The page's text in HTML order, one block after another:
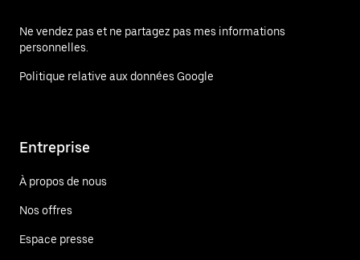
Ne vendez pas et ne partagez pas mes informations
personnelles.
Politique relative aux données Google
Entreprise
À propos de nous
Nos offres
Espace presse